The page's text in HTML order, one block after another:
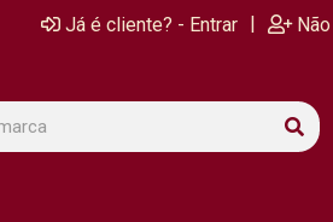
Já é cliente? - Entrar |